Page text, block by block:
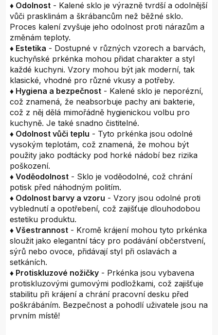
♦ Odolnost - Kalené sklo je výrazně tvrdší a odolnější
vůči prasklinám a škrábancům než běžné sklo.
Proces kalení zvyšuje jeho odolnost proti nárazům a
změnám teploty.
♦ Estetika - Dostupné v různých vzorech a barvách,
kuchyňské prkénka mohou přidat charakter a styl
každé kuchyni. Vzory mohou být jak moderní, tak
klasické, vhodné pro různé vkusy a potřeby.
♦ Hygiena a bezpečnost - Kalené sklo je neporézní,
což znamená, že neabsorbuje pachy ani bakterie,
což z něj dělá mimořádně hygienickou volbu pro
kuchyně. Je také snadno čistitelné.
♦ Odolnost vůči teplu - Tyto prkénka jsou odolné
vysokým teplotám, což znamená, že mohou být
použity jako podtácky pod horké nádobí bez rizika
poškození.
♦ Voděodolnost - Sklo je voděodolné, což chrání
potisk před náhodným politím.
♦ Odolnost barvy a vzoru - Vzory jsou odolné proti
vyblednutí a opotřebení, což zajišťuje dlouhodobou
estetiku produktu.
♦ Všestrannost - Kromě krájení mohou tyto prkénka
sloužit jako elegantní tácy pro podávání občerstvení,
sýrů nebo ovoce, přidávají styl při oslavách a
setkáních.
♦ Protiskluzové nožičky - Prkénka jsou vybavena
protiskluzovými gumovými podložkami, což zajišťuje
stabilitu při krájení a chrání pracovní desku před
poškrábáním. Bezpečnost a pohodlí uživatele jsou na
prvním místě!